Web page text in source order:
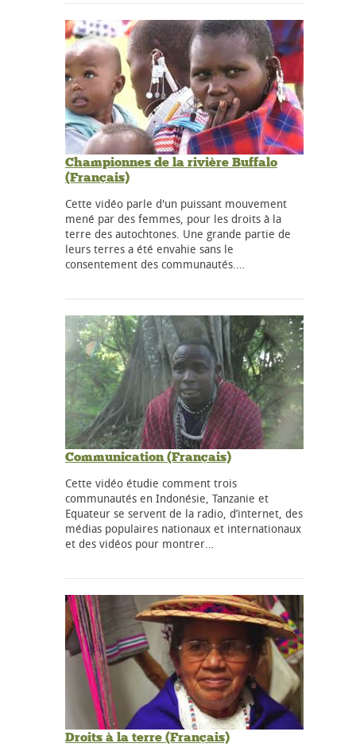
Championnes de la rivière Buffalo
(Français)
Cette vidéo parle d'un puissant mouvement
mené par des femmes, pour les droits à la
terre des autochtones. Une grande partie de
leurs terres a été envahie sans le
consentement des communautés.…
Communication (Français)
Cette vidéo étudie comment trois
communautés en Indonésie, Tanzanie et
Equateur se servent de la radio, d’internet, des
médias populaires nationaux et internationaux
et des vidéos pour montrer…
Droits à la terre (Français)